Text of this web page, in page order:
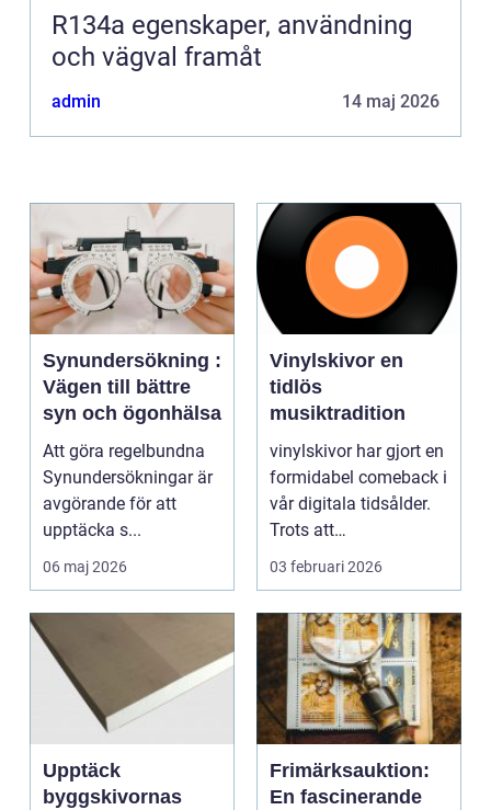
R134a egenskaper, användning
och vägval framåt
admin 14 maj 2026
Synundersökning :
Vägen till bättre
syn och ögonhälsa
Att göra regelbundna
Synundersökningar är
avgörande för att
upptäcka s...
06 maj 2026
Vinylskivor en
tidlös
musiktradition
vinylskivor har gjort en
formidabel comeback i
vår digitala tidsålder.
Trots att
musikstreaming är m...
03 februari 2026
Upptäck
byggskivornas
Frimärksauktion:
En fascinerande